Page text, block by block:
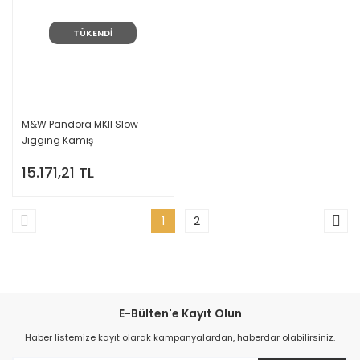
TÜKENDİ
M&W Pandora MKII Slow
Jigging Kamış
15.171,21 TL
1 2
E-Bülten'e Kayıt Olun
Haber listemize kayıt olarak kampanyalardan, haberdar olabilirsiniz.